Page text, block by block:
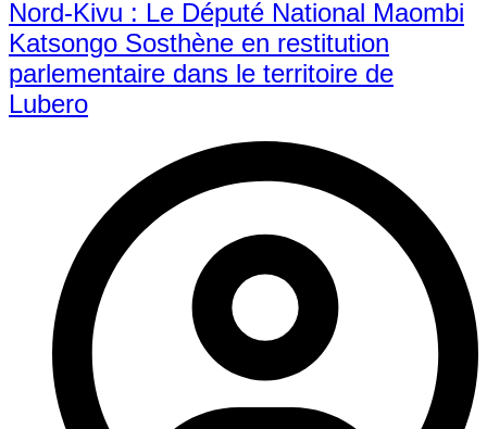
Nord-Kivu : Le Député National Maombi
Katsongo Sosthène en restitution
parlementaire dans le territoire de
Lubero